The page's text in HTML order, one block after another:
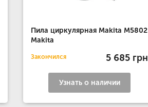
Пила циркулярная Makita M5802
Makita
Закончился 5 685 грн
Узнать о наличии